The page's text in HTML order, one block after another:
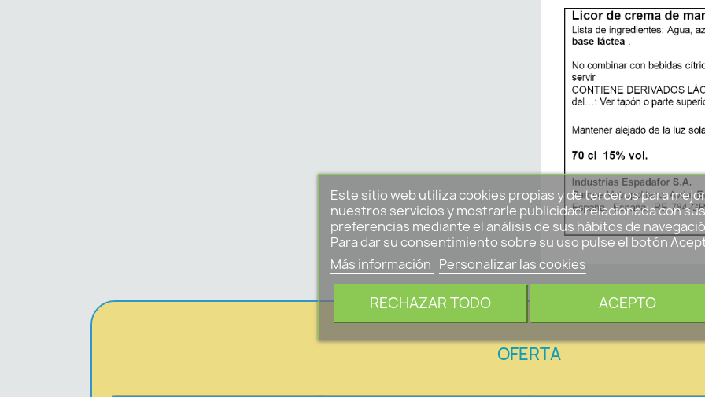
Este sitio web utiliza cookies propias y de terceros para
nuestros servicios y mostrarle publicidad relacionada con sus
preferencias mediante el análisis de sus hábitos de
Para dar su consentimiento sobre su uso pulse el botón
Más información Personalizar las cookies
RECHAZAR TODO ACEPTO
OFERTA